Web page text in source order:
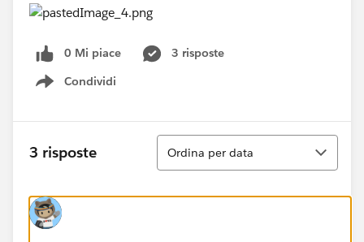
0 Mi piace
3 risposte
Condividi
Show menu
3 risposte
Ordina
Ordina per data